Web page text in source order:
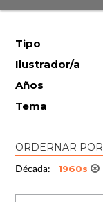
Tipo
Ilustrador/a
Años
Tema
ORDERNAR POR
Década: 1960s